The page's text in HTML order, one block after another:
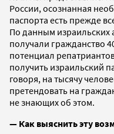
России, осознанная
паспорта есть прежде
По данным израильских
получали гражданство
потенциал
получить израильский
говоря, на тысячу
претендовать на
не знающих об этом.
— Как выяснить эту